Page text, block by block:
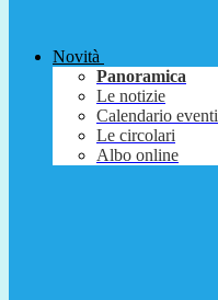
Novità
Panoramica
Le notizie
Calendario eventi
Le circolari
Albo online